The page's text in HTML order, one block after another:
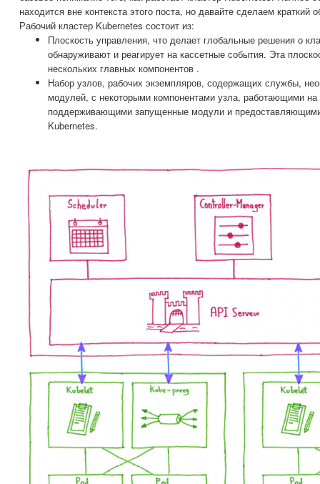
находится вне контекста этого поста, но давайте сделаем краткий
Рабочий кластер Kubernetes состоит из:
Плоскость управления, что делает глобальные решения о
обнаруживают и реагирует на кассетные события. Эта
нескольких главных компонентов .
Набор узлов, рабочих экземпляров, содержащих службы,
модулей, с некоторыми компонентами узла, работающими
поддерживающими запущенные модули и
Kubernetes.